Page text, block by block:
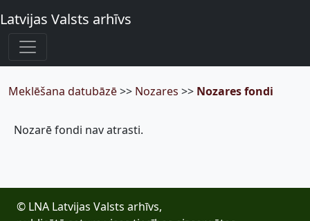
Latvijas Valsts arhīvs
Meklēšana datubāzē>> Nozares >> Nozares fondi
Nozarē fondi nav atrasti.
© LNA Latvijas Valsts arhīvs,